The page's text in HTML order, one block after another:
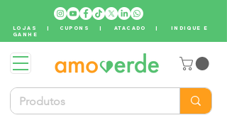
LOJAS | CUPONS |ATACADO | INDIQUE E
GANHE